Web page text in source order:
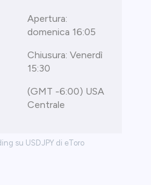
su USDJPY di eToro
Apertura:
domenica 16:05
Chiusura: Venerdì
15:30
(GMT -6:00) USA
Centrale